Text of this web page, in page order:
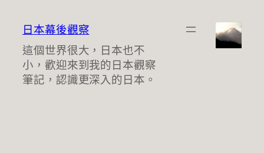
日本幕後觀察
這個世界很大，日本也不
小，歡迎來到我的日本觀察
筆記，認識更深入的日本。